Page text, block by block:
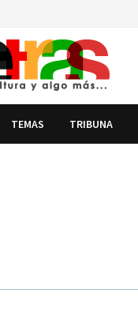
TEMAS TRIBUNA